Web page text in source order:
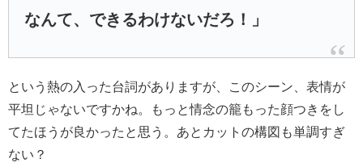
なんて、できるわけないだろ！」
という熱の入った台詞がありますが、このシーン、表情が
平坦じゃないですかね。もっと情念の籠もった顔つきをし
てたほうが良かったと思う。あとカットの構図も単調すぎ
ない？